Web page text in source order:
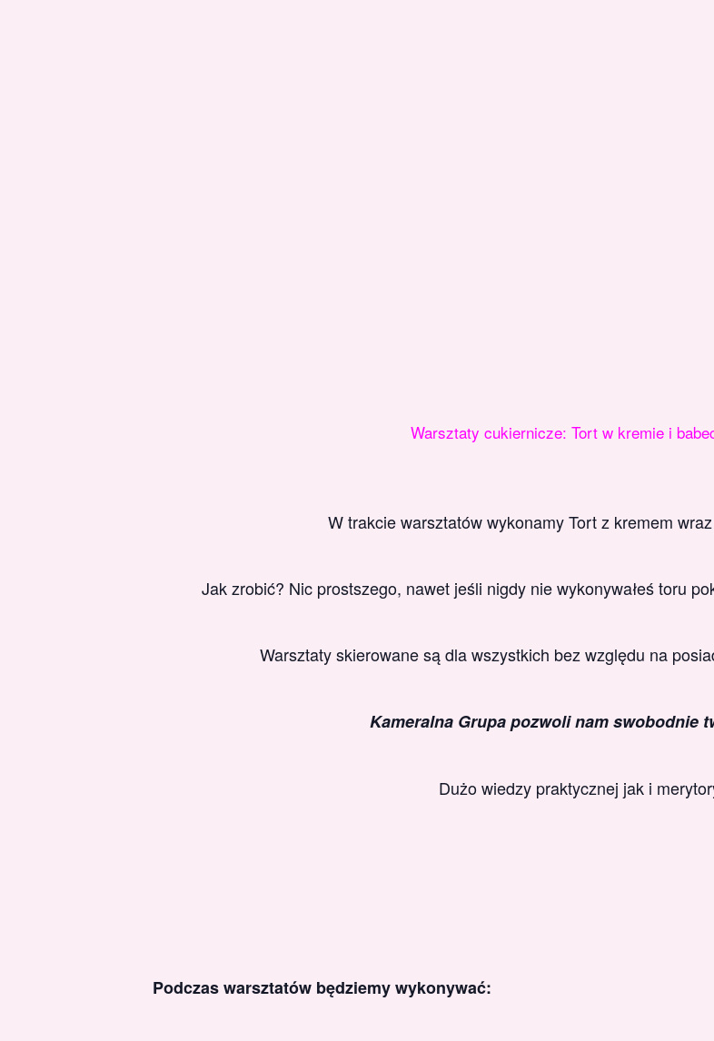
Warsztaty cukiernicze: Tort w kremie i
W trakcie warsztatów wykonamy Tort z kremem
Jak zrobić? Nic prostszego, nawet jeśli nigdy nie wykonywałeś toru
Warsztaty skierowane są dla wszystkich bez względu na
Kameralna Grupa pozwoli nam swobodnie
Dużo wiedzy praktycznej jak i
Podczas warsztatów będziemy wykonywać: